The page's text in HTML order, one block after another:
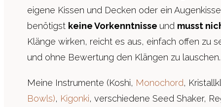
eigene Kissen und Decken oder ein
benötigst keine Vorkenntnisse und musst
Klänge wirken, reicht es aus, einfach offen zu
und ohne Bewertung den Klängen zu lauschen.
Meine Instrumente (Koshi, Monochord,
Bowls), Kigonki, verschiedene Seed Shaker,